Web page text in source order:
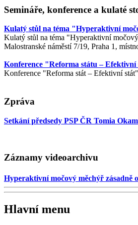
Semináře, konference a kulaté
Kulatý stůl na téma "Hyperaktivní
Kulatý stůl na téma "Hyperaktivní
Malostranské náměstí 7/19, Praha 1,
Konference "Reforma státu – Efektivní
Konference "Reforma stát – Efektivní stát"
Zpráva
Setkání předsedy PSP ČR Tomia
Záznamy videoarchivu
Hyperaktivní močový měchýř zásadně
Hlavní menu